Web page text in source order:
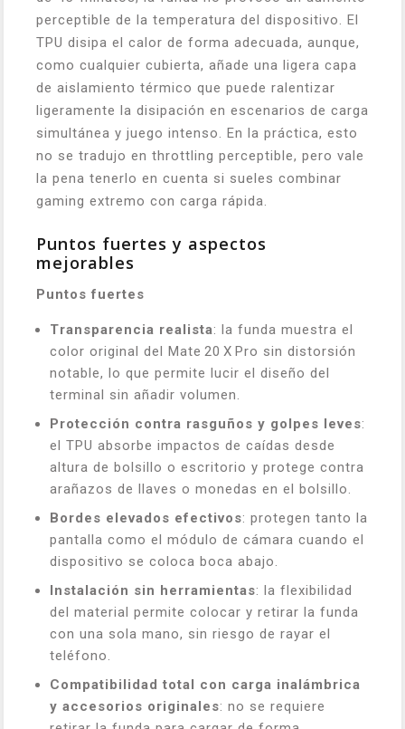
perceptible de la temperatura del dispositivo. El
TPU disipa el calor de forma adecuada, aunque,
como cualquier cubierta, añade una ligera capa
de aislamiento térmico que puede ralentizar
ligeramente la disipación en escenarios de carga
simultánea y juego intenso. En la práctica, esto
no se tradujo en throttling perceptible, pero vale
la pena tenerlo en cuenta si sueles combinar
gaming extremo con carga rápida.
Puntos fuertes y aspectos
mejorables
Puntos fuertes
Transparencia realista: la funda muestra el
color original del Mate 20 X Pro sin distorsión
notable, lo que permite lucir el diseño del
terminal sin añadir volumen.
Protección contra rasguños y golpes leves:
el TPU absorbe impactos de caídas desde
altura de bolsillo o escritorio y protege contra
arañazos de llaves o monedas en el bolsillo.
Bordes elevados efectivos: protegen tanto la
pantalla como el módulo de cámara cuando el
dispositivo se coloca boca abajo.
Instalación sin herramientas: la flexibilidad
del material permite colocar y retirar la funda
con una sola mano, sin riesgo de rayar el
teléfono.
Compatibilidad total con carga inalámbrica
y accesorios originales: no se requiere